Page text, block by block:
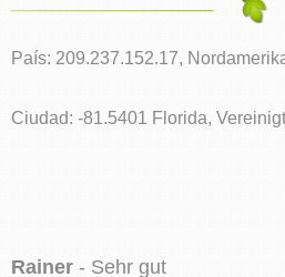
País: 209.237.152.17,
Ciudad: -81.5401 Florida,
Rainer - Sehr gut